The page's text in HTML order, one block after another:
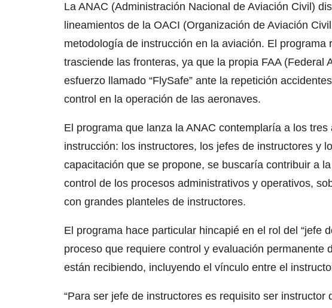
La ANAC (Administración Nacional de Aviación Civil)
lineamientos de la OACI (Organización de Aviación
metodología de instrucción en la aviación. El
trasciende las fronteras, ya que la propia FAA (Federal
esfuerzo llamado “FlySafe” ante la repetición
control en la operación de las aeronaves.
El programa que lanza la ANAC contemplaría a los
instrucción: los instructores, los jefes de instructores y
capacitación que se propone, se buscaría contribuir a
control de los procesos administrativos y operativos,
con grandes planteles de instructores.
El programa hace particular hincapié en el rol del “jefe
proceso que requiere control y evaluación permanente
están recibiendo, incluyendo el vínculo entre el
“Para ser jefe de instructores es requisito ser